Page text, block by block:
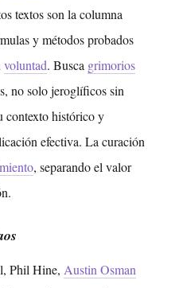
textos son la columna
y métodos probados
voluntad. Busca grimorios
no solo jeroglíficos sin
contexto histórico y
efectiva. La curación
, separando el valor
Phil Hine, Austin Osman